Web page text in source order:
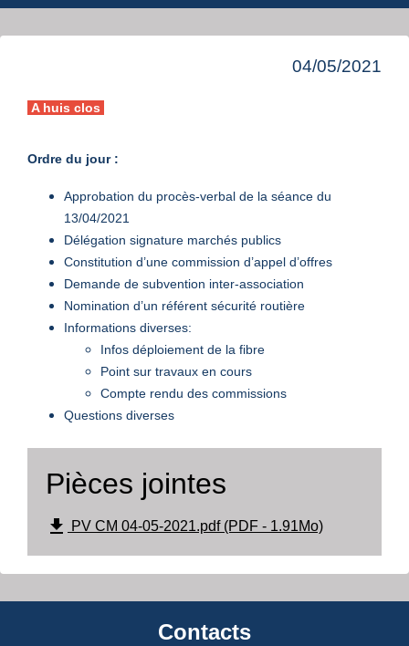
04/05/2021
A huis clos
Ordre du jour :
Approbation du procès-verbal de la séance du
13/04/2021
Délégation signature marchés publics
Constitution d’une commission d’appel d’offres
Demande de subvention inter-association
Nomination d’un référent sécurité routière
Informations diverses:
Infos déploiement de la fibre
Point sur travaux en cours
Compte rendu des commissions
Questions diverses
Pièces jointes
file_download PV CM 04-05-2021.pdf (PDF - 1.91Mo)
Contacts